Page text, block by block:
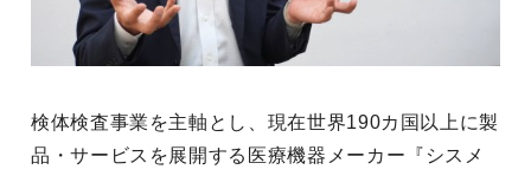
検体検査事業を主軸とし、現在世界190カ国以上に製
品・サービスを展開する医療機器メーカー『シスメ